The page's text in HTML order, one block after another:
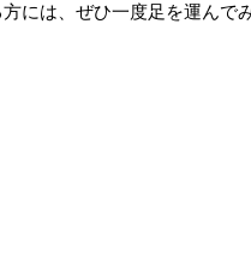
には、ぜひ一度足を運んで